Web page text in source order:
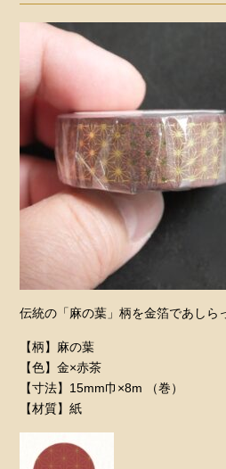
伝統の「麻の葉」柄を金箔であしら
【柄】麻の葉
【色】金×赤茶
【寸法】15mm巾×8m （巻）
【材質】紙